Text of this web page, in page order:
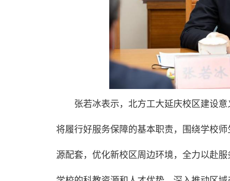
张若冰表示，北方工大延庆校区建设
将履行好服务保障的基本职责，围绕学校
源配套，优化新校区周边环境，全力以赴